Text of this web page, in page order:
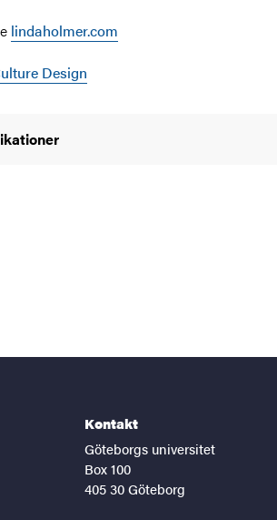
lindaholmer.com
Design
Kontakt
Göteborgs universitet
Box 100
405 30 Göteborg